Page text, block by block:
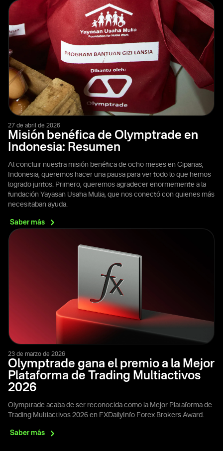
27 de abril de 2026
Misión benéfica de Olymptrade en
Indonesia: Resumen
Al concluir nuestra misión benéfica de ocho meses en Cipanas,
Indonesia, queremos hacer una pausa para ver todo lo que hemos
logrado juntos. Primero, queremos agradecer enormemente a la
fundación Yayasan Usaha Mulia, que nos conectó con quienes más
necesitaban ayuda.
Sabermás
23 de marzo de 2026
Olymptrade gana el premio a la Mejor
Plataforma de Trading Multiactivos
2026
Olymptrade acaba de ser reconocida como la Mejor Plataforma de
Trading Multiactivos 2026 en FXDailyInfo Forex Brokers Award.
Sabermás